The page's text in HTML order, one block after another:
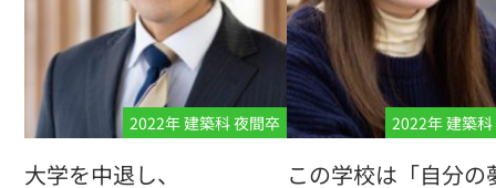
2022年 建築科 夜間卒
大学を中退し、
2022年 建築
この学校は「自分の